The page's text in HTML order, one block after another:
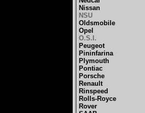
Nissan
NSU
Oldsmobile
Opel
O.S.I.
Peugeot
Pininfarina
Plymouth
Pontiac
Porsche
Renault
Rinspeed
Rolls-Royce
Rover